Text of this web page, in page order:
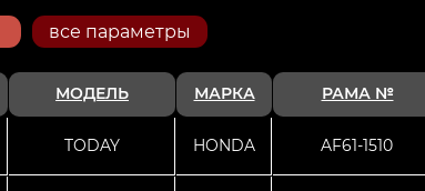
все параметры
МОДЕЛЬ МАРКА РАМА №
TODAY HONDA AF61-1510